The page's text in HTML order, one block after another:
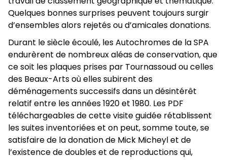
Quelques bonnes surprises peuvent toujours surgir
d’ensembles alors rejetés ou d’amicales donations.
Durant le siècle écoulé, les Autochromes de la SPA
endurèrent de nombreux aléas de conservation, que
ce soit les plaques prises par Tournassoud ou celles
des Beaux-Arts où elles subirent des
déménagements successifs dans un désintérêt
relatif entre les années 1920 et 1980. Les PDF
téléchargeables de cette visite guidée rétablissent
les suites inventoriées et on peut, somme toute, se
satisfaire de la donation de Mick Micheyl et de
l’existence de doubles et de reproductions qui,